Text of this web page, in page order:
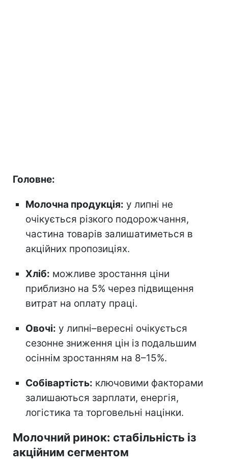
Головне:
Молочна продукція: у липні не
очікується різкого подорожчання,
частина товарів залишатиметься в
акційних пропозиціях.
Хліб: можливе зростання ціни
приблизно на 5% через підвищення
витрат на оплату праці.
Овочі: у липні–вересні очікується
сезонне зниження цін із подальшим
осіннім зростанням на 8–15%.
Собівартість: ключовими факторами
залишаються зарплати, енергія,
логістика та торговельні націнки.
Молочний ринок: стабільність із
акційним сегментом